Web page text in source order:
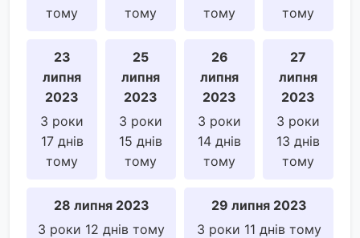
тому
тому
тому
тому
23
липня
2023
3 роки
17 днів
тому
25
липня
2023
3 роки
15 днів
тому
26
липня
2023
3 роки
14 днів
тому
27
липня
2023
3 роки
13 днів
тому
28 липня 2023
3 роки 12 днів тому
29 липня 2023
3 роки 11 днів тому